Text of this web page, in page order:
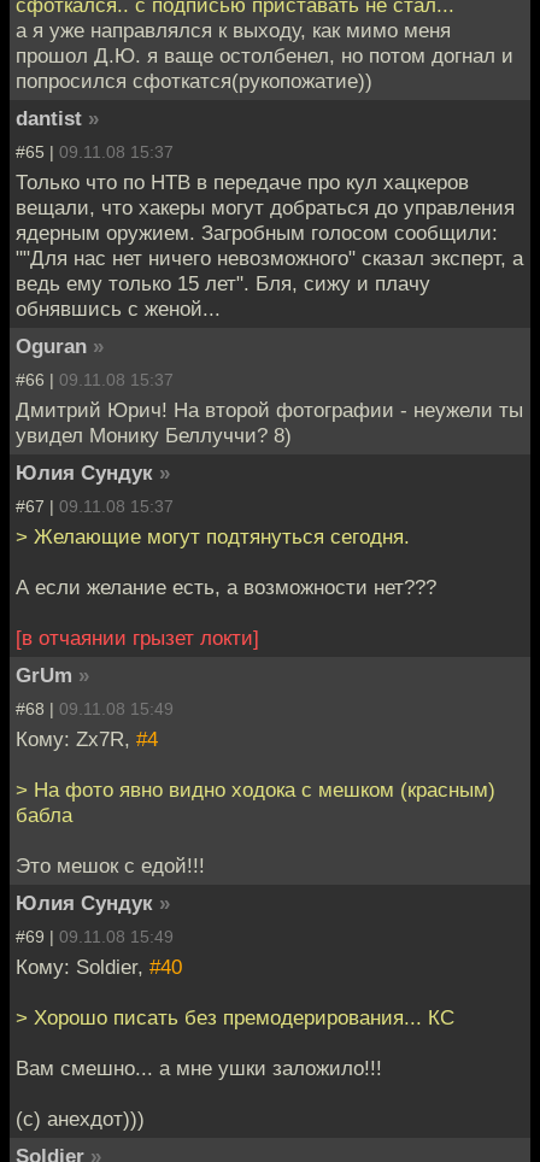
а я уже направлялся к выходу, как мимо меня
прошол Д.Ю. я ваще остолбенел, но потом догнал и
попросился сфоткатся(рукопожатие))
dantist »
#65 | 09.11.08 15:37
Только что по НТВ в передаче про кул хацкеров
вещали, что хакеры могут добраться до управления
ядерным оружием. Загробным голосом сообщили:
""Для нас нет ничего невозможного" сказал эксперт, а
ведь ему только 15 лет". Бля, сижу и плачу
обнявшись с женой...
Oguran »
#66 | 09.11.08 15:37
Дмитрий Юрич! На второй фотографии - неужели ты
увидел Монику Беллуччи? 8)
Юлия Сундук »
#67 | 09.11.08 15:37
> Желающие могут подтянуться сегодня.
А если желание есть, а возможности нет???
[в отчаянии грызет локти]
GrUm »
#68 | 09.11.08 15:49
Кому: Zx7R, #4
> На фото явно видно ходока с мешком (красным)
бабла
Это мешок с едой!!!
Юлия Сундук »
#69 | 09.11.08 15:49
Кому: Soldier, #40
> Хорошо писать без премодерирования... КС
Вам смешно... а мне ушки заложило!!!
(с) анехдот)))
Soldier »